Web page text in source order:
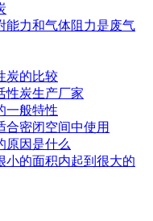
能力和气体阻力是废气
炭的比较
性炭生产厂家
一般特性
合密闭空间中使用
原因是什么
小的面积内起到很大的